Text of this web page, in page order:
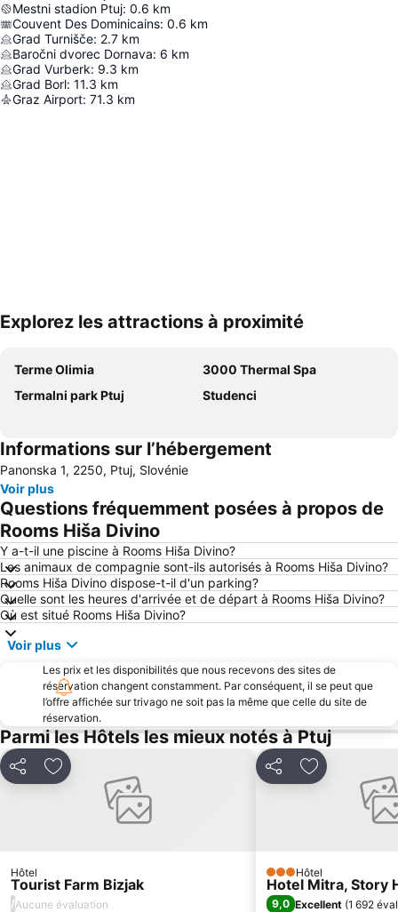
Mestni stadion Ptuj: 0.6 km
Couvent Des Dominicains: 0.6 km
Grad Turnišče: 2.7 km
Baročni dvorec Dornava: 6 km
Grad Vurberk: 9.3 km
Grad Borl: 11.3 km
Graz Airport: 71.3 km
Explorez les attractions à proximité
Terme Olimia
3000 Thermal Spa
Termalni park Ptuj
Studenci
Informations sur l’hébergement
Panonska 1, 2250, Ptuj, Slovénie
Voir plus
Questions fréquemment posées à propos de
Rooms Hiša Divino
Y a-t-il une piscine à Rooms Hiša Divino?
Les animaux de compagnie sont-ils autorisés à Rooms Hiša Divino?
Rooms Hiša Divino dispose-t-il d'un parking?
Quelle sont les heures d'arrivée et de départ à Rooms Hiša Divino?
Où est situé Rooms Hiša Divino?
Voir plus
Les prix et les disponibilités que nous recevons des sites de
réservation changent constamment. Par conséquent, il se peut que
l’offre affichée sur trivago ne soit pas la même que celle du site de
réservation.
Parmi les Hôtels les mieux notés à Ptuj
PartagerAjouter à mes favoris
Hôtel
Tourist Farm Bizjak
/Aucune évaluation
PartagerAjouter à
3 Étoiles
Hôtel
Hotel Mitra, Story
9,0 Excellent (1 692